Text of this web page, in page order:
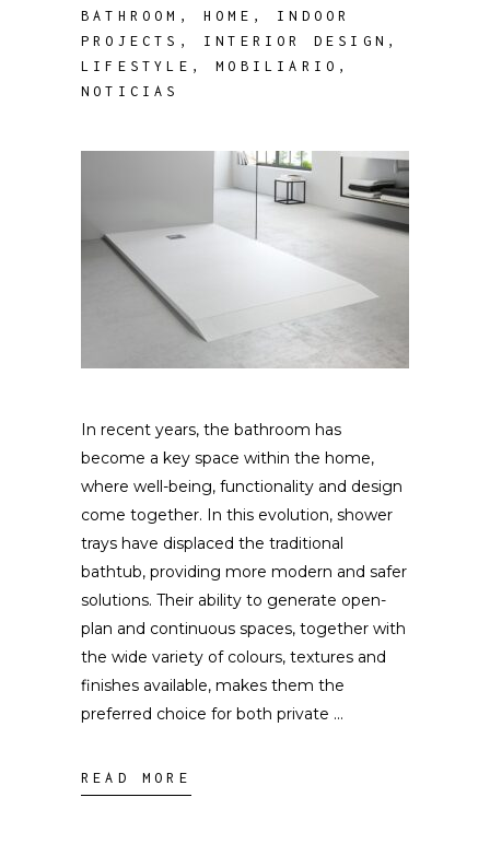
BATHROOM ,HOME , INDOOR
PROJECTS , INTERIOR DESIGN ,
LIFESTYLE ,MOBILIARIO ,
NOTICIAS
In recent years, the bathroom has
become a key space within the home,
where well-being, functionality and design
come together. In this evolution, shower
trays have displaced the traditional
bathtub, providing more modern and safer
solutions. Their ability to generate open-
plan and continuous spaces, together with
the wide variety of colours, textures and
finishes available, makes them the
preferred choice for both private
READ MORE